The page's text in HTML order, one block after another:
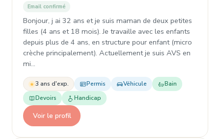
Email confirmé
Bonjour, j ai 32 ans et je suis maman de deux petites
filles (4 ans et 18 mois). Je travaille avec les enfants
depuis plus de 4 ans, en structure pour enfant (micro
crèche principalement). Actuellement je suis AVS en
mi…
3 ans d'exp. Permis Véhicule
Bain
Devoirs
Handicap
Voir le profil